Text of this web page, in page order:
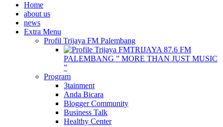
Home
about us
news
Extra Menu
Profil Trijaya FM Palembang
TRIJAYA 87.6 FM
PALEMBANG ” MORE THAN JUST MUSIC
”
Program
3tainment
Anda Bicara
Blogger Community
Business Talk
Healthy Center